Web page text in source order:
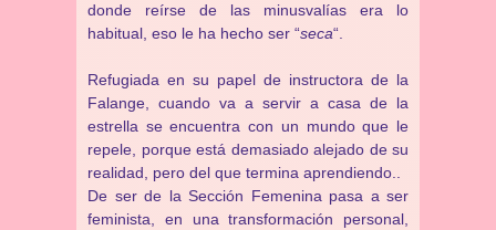
donde reírse de las minusvalías era lo
habitual, eso le ha hecho ser “seca“.
Refugiada en su papel de instructora de la
Falange, cuando va a servir a casa de la
estrella se encuentra con un mundo que le
repele, porque está demasiado alejado de su
realidad, pero del que termina aprendiendo..
De ser de la Sección Femenina pasa a ser
feminista, en una transformación personal,